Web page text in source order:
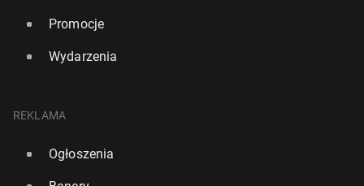
Promocje
Wydarzenia
REKLAMA
Ogłoszenia